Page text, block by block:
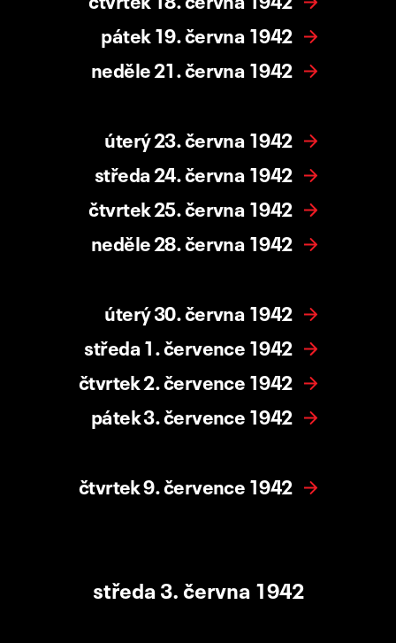
pátek 19. června 1942
neděle 21. června 1942
úterý 23. června 1942
středa 24. června 1942
čtvrtek 25. června 1942
neděle 28. června 1942
úterý 30. června 1942
středa 1. července 1942
čtvrtek 2. července 1942
pátek 3. července 1942
čtvrtek 9. července 1942
středa 3. června 1942